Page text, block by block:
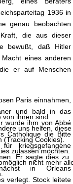
1936 in
genau beobachten
die aus dieser
bewußt, daß Hitler
eines anderen
er auf Menschen
Paris einnahmen,
und bald in das
wurde ihm von Abbé
Catholique die Bitte
kriegsgefangene
Er sagte dies zu.
in Orleans
verlegt. Stock leitete
von ihnen sind
uns helfen, diese
(Tracking Cookies).
zulassen möchten.
nicht mehr